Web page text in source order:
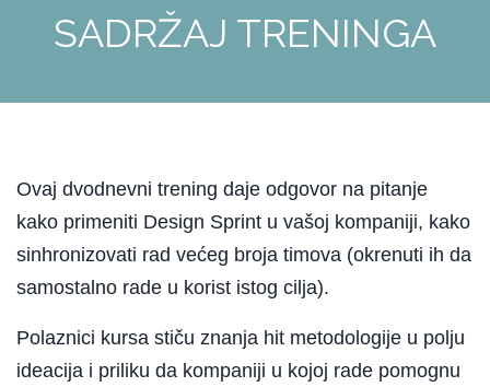
SADRŽAJ TRENINGA
Ovaj dvodnevni trening daje odgovor na pitanje
kako primeniti Design Sprint u vašoj kompaniji, kako
sinhronizovati rad većeg broja timova (okrenuti ih da
samostalno rade u korist istog cilja).
Polaznici kursa stiču znanja hit metodologije u polju
ideacija i priliku da kompaniji u kojoj rade pomognu